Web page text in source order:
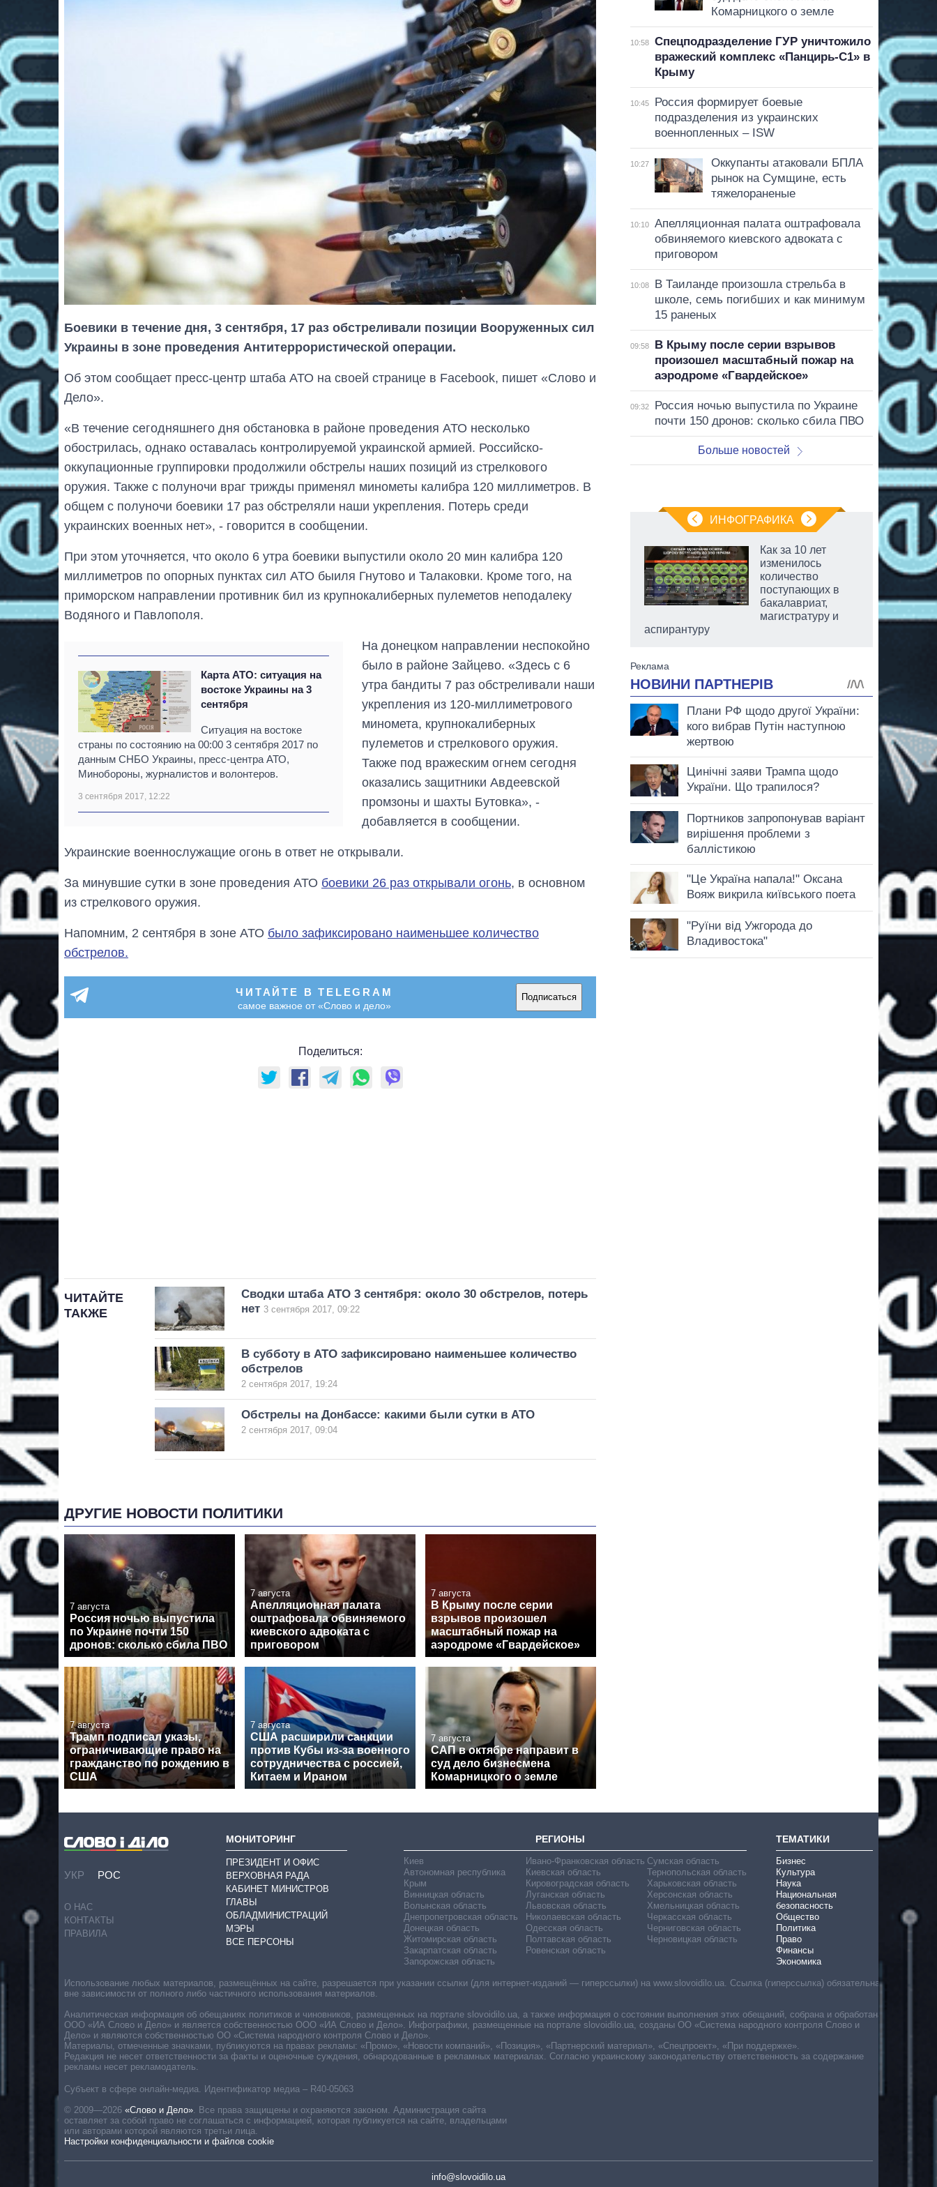
Боевики в течение дня, 3 сентября, 17 раз обстреливали позиции Вооруженных сил
Украины в зоне проведения Антитеррористической операции.
Об этом сообщает пресс-центр штаба АТО на своей странице в Facebook, пишет «Слово и
Дело».
«В течение сегодняшнего дня обстановка в районе проведения АТО несколько
обострилась, однако оставалась контролируемой украинской армией. Российско-
оккупационные группировки продолжили обстрелы наших позиций из стрелкового
оружия. Также с полуночи враг трижды применял минометы калибра 120 миллиметров. В
общем с полуночи боевики 17 раз обстреляли наши укрепления. Потерь среди
украинских военных нет», - говорится в сообщении.
При этом уточняется, что около 6 утра боевики выпустили около 20 мин калибра 120
миллиметров по опорных пунктах сил АТО быиля Гнутово и Талаковки. Кроме того, на
приморском направлении противник бил из крупнокалиберных пулеметов неподалеку
Водяного и Павлополя.
Карта АТО: ситуация на
востоке Украины на 3
сентября
Ситуация на востоке
страны по состоянию на 00:00 3 сентября 2017 по
данным СНБО Украины, пресс-центра АТО,
Минобороны, журналистов и волонтеров.
3 сентября 2017, 12:22
На донецком направлении неспокойно
было в районе Зайцево. «Здесь с 6
утра бандиты 7 раз обстреливали наши
укрепления из 120-миллиметрового
миномета, крупнокалиберных
пулеметов и стрелкового оружия.
Также под вражеским огнем сегодня
оказались защитники Авдеевской
промзоны и шахты Бутовка», -
добавляется в сообщении.
Украинские военнослужащие огонь в ответ не открывали.
За минувшие сутки в зоне проведения АТО боевики 26 раз открывали огонь, в основном
из стрелкового оружия.
Напомним, 2 сентября в зоне АТО было зафиксировано наименьшее количество
обстрелов.
ЧИТАЙТЕ В TELEGRAM
самое важное от «Слово и дело»
Подписаться
Поделиться:
ЧИТАЙТЕ
ТАКЖЕ
Сводки штаба АТО 3 сентября: около 30 обстрелов, потерь
нет 3 сентября 2017, 09:22
В субботу в АТО зафиксировано наименьшее количество
обстрелов
2 сентября 2017, 19:24
Обстрелы на Донбассе: какими были сутки в АТО
2 сентября 2017, 09:04
ДРУГИЕ НОВОСТИ ПОЛИТИКИ
7 августа
Россия ночью выпустила
по Украине почти 150
дронов: сколько сбила ПВО
7 августа
Апелляционная палата
оштрафовала обвиняемого
киевского адвоката с
приговором
7 августа
В Крыму после серии
взрывов произошел
масштабный пожар на
аэродроме «Гвардейское»
7 августа
Трамп подписал указы,
ограничивающие право на
гражданство по рождению в
США
7 августа
США расширили санкции
против Кубы из-за военного
сотрудничества с россией,
Китаем и Ираном
7 августа
САП в октябре направит в
суд дело бизнесмена
Комарницкого о земле
Комарницкого о земле
10:58
Спецподразделение ГУР уничтожило
вражеский комплекс «Панцирь-С1» в
Крыму
10:45
Россия формирует боевые
подразделения из украинских
военнопленных – ISW
10:27
Оккупанты атаковали БПЛА
рынок на Сумщине, есть
тяжелораненые
10:10
Апелляционная палата оштрафовала
обвиняемого киевского адвоката с
приговором
10:08
В Таиланде произошла стрельба в
школе, семь погибших и как минимум
15 раненых
09:58
В Крыму после серии взрывов
произошел масштабный пожар на
аэродроме «Гвардейское»
09:32
Россия ночью выпустила по Украине
почти 150 дронов: сколько сбила ПВО
Больше новостей
ИНФОГРАФИКА
Экономика ИИ-
гигантов: сколько
стоят и
OpenAI и Anthropic
Как за 10 лет
изменилось
количество
поступающих в
бакалавриат,
магистратуру и
аспирантуру
УКР РОС
О НАС
КОНТАКТЫ
ПРАВИЛА
МОНИТОРИНГ
ПРЕЗИДЕНТ И ОФИС
ВЕРХОВНАЯ РАДА
КАБИНЕТ МИНИСТРОВ
ГЛАВЫ
ОБЛАДМИНИСТРАЦИЙ
МЭРЫ
ВСЕ ПЕРСОНЫ
РЕГИОНЫ
Киев
Автономная республика
Крым
Винницкая область
Волынская область
Днепропетровская область
Донецкая область
Житомирская область
Закарпатская область
Запорожская область
Ивано-Франковская область
Киевская область
Кировоградская область
Луганская область
Львовская область
Николаевская область
Одесская область
Полтавская область
Ровенская область
Сумская область
Тернопольская область
Харьковская область
Херсонская область
Хмельницкая область
Черкасская область
Черниговская область
Черновицкая область
ТЕМАТИКИ
Бизнес
Культура
Наука
Национальная
безопасность
Общество
Политика
Право
Финансы
Экономика
Субъект в сфере онлайн-медиа. Идентификатор медиа – R40-05063
© 2009—2026 «Слово и Дело». Все права защищены и охраняются законом. Администрация сайта
оставляет за собой право не соглашаться с информацией, которая публикуется на сайте, владельцами
или авторами которой являются третьи лица.
Настройки конфиденциальности и файлов cookie
info@slovoidilo.ua
Использование любых материалов, размещённых на сайте, разрешается при указании ссылки (для интернет-изданий — гиперссылки) на www.slovoidilo.ua. Ссылка (гиперссылка) обязательна
вне зависимости от полного либо частичного использования материалов.
Аналитическая информация об обещаниях политиков и чиновников, размещенных на портале slovoidilo.ua, а также информация о состоянии выполнения этих обещаний, собрана и обработана
ООО «ИА Слово и Дело» и является собственностью ООО «ИА Слово и Дело». Инфографики, размещенные на портале slovoidilo.ua, созданы ОО «Система народного контроля Слово и
Дело» и являются собственностью ОО «Система народного контроля Слово и Дело».
Материалы, отмеченные значками, публикуются на правах рекламы: «Промо», «Новости компаний», «Позиция», «Партнерский материал», «Спецпроект», «При поддержке».
Редакция не несет ответственности за факты и оценочные суждения, обнародованные в рекламных материалах. Согласно украинскому законодательству ответственность за содержание
рекламы несет рекламодатель.